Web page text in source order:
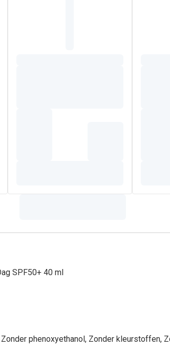
SPF50+ 40 ml
phenoxyethanol, Zonder kleurstoffen,